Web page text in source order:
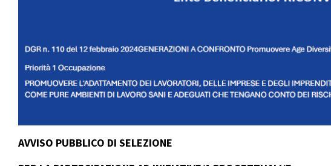
AVVISO PUBBLICO DI SELEZIONE